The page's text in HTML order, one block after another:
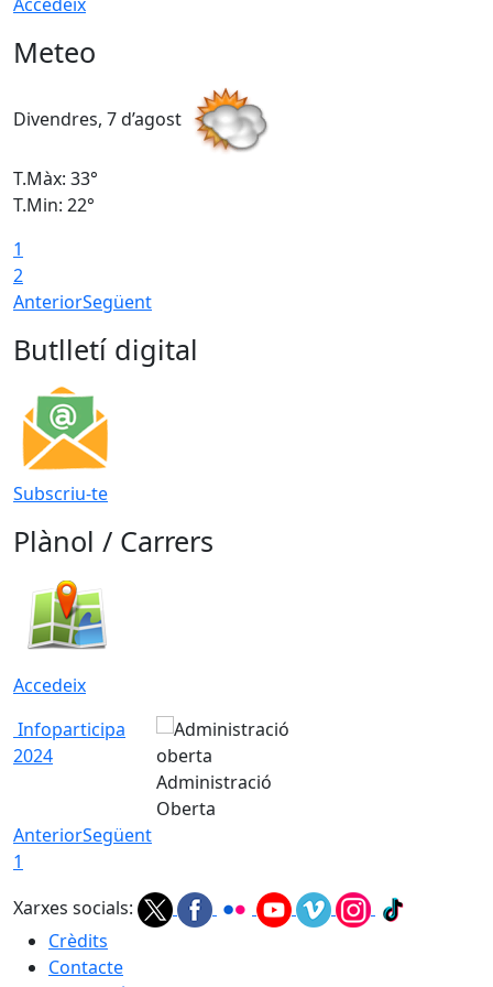
Meteo
Divendres, 7 d’agost
T.Màx: 33°
T.Min: 22°
1
2
AnteriorSegüent
Butlletí digital
Subscriu-te
Plànol / Carrers
Accedeix
Infoparticipa
2024
Administració
Oberta
AnteriorSegüent
1
Xarxes socials:
Crèdits
Contacte